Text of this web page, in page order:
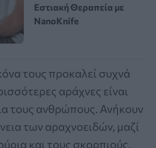
Εστιακή Θεραπεία με
NanoKnife
τους προκαλεί συχνά
αράχνες είναι
τους ανθρώπους. Ανήκουν
των αραχνοειδών, μαζί
και τους σκορπιούς,